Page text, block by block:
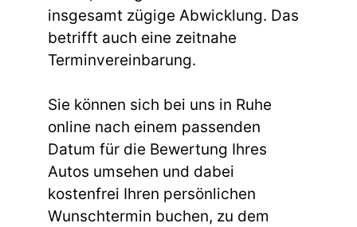
insgesamt zügige Abwicklung. Das
betrifft auch eine zeitnahe
Terminvereinbarung.
Sie können sich bei uns in Ruhe
online nach einem passenden
Datum für die Bewertung Ihres
Autos umsehen und dabei
kostenfrei Ihren persönlichen
Wunschtermin buchen, zu dem